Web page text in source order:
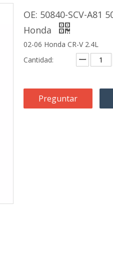
OE: 50840-SCV-A81
Honda
02-06 Honda CR-V 2.4L
Cantidad:
Preguntar